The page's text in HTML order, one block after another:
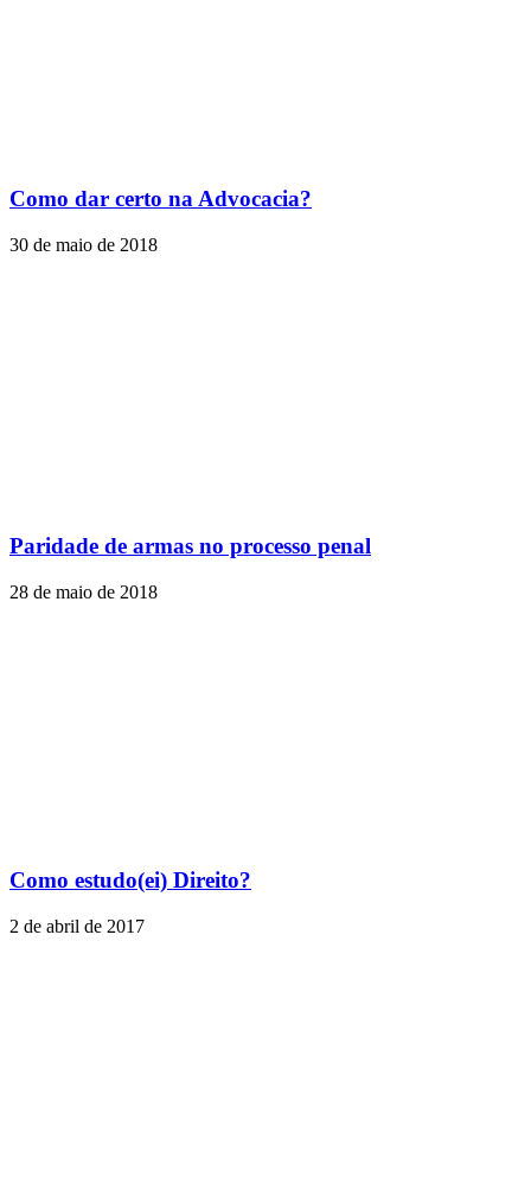
Como dar certo na Advocacia?
30 de maio de 2018
Paridade de armas no processo penal
28 de maio de 2018
Como estudo(ei) Direito?
2 de abril de 2017